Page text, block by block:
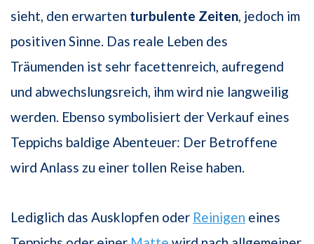
sieht, den erwarten turbulente Zeiten, jedoch im
positiven Sinne. Das reale Leben des
Träumenden ist sehr facettenreich, aufregend
und abwechslungsreich, ihm wird nie langweilig
werden. Ebenso symbolisiert der Verkauf eines
Teppichs baldige Abenteuer: Der Betroffene
wird Anlass zu einer tollen Reise haben.
Lediglich das Ausklopfen oder Reinigen eines